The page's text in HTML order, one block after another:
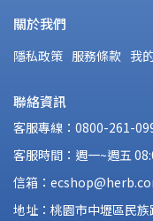
關於我們
隱私政策 服務條款 我
聯絡資訊
客服專線：0800-261-
客服時間：週一~週五
信箱：
地址：桃園市中壢區民